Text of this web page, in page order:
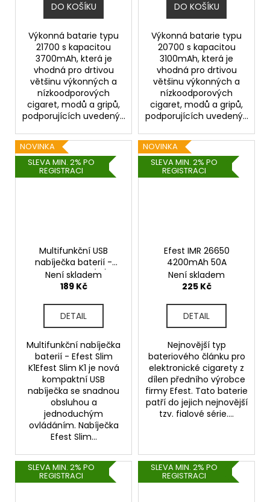
DO KOŠÍKU
Výkonná batarie typu
21700 s kapacitou
3700mAh, která je
vhodná pro drtivou
většinu výkonných a
nízkoodporových
cigaret, modů a gripů,
podporujících uvedený...
DO KOŠÍKU
Výkonná batarie typu
20700 s kapacitou
3100mAh, která je
vhodná pro drtivou
většinu výkonných a
nízkoodporových
cigaret, modů a gripů,
podporujících uvedený...
NOVINKA
SLEVA MIN. 2% PO
REGISTRACI
Multifunkční USB
nabíječka baterií -
Efest Slim K1 (1A)
(Černá)
Není skladem
189 Kč
DETAIL
Multifunkční nabíječka
baterií - Efest Slim
K1Efest Slim K1 je nová
kompaktní USB
nabíječka se snadnou
obsluhou a
jednoduchým
ovládáním. Nabíječka
Efest Slim...
NOVINKA
SLEVA MIN. 2% PO
REGISTRACI
Efest IMR 26650
4200mAh 50A
Není skladem
225 Kč
DETAIL
Nejnovější typ
bateriového článku pro
elektronické cigarety z
dílen předního výrobce
firmy Efest. Tato baterie
patří do jejich nejnovější
tzv. fialové série....
SLEVA MIN. 2% PO
REGISTRACI
SLEVA MIN. 2% PO
REGISTRACI